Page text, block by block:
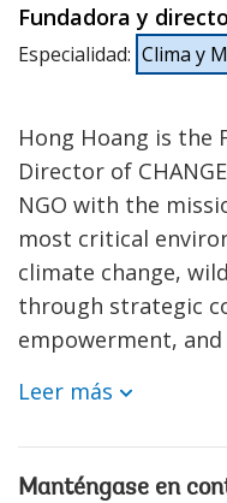
Fundadora y
Especialidad: Clima y
Hong Hoang is the
Director of
NGO with the
most critical
climate change,
through strategic
empowerment,
Leer más
Manténgase en